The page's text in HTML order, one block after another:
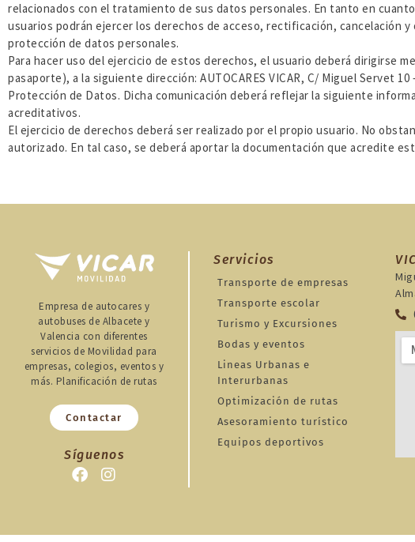
relacionados con el tratamiento de sus datos personales. En tanto en
usuarios podrán ejercer los derechos de acceso, rectificación, cancelación
protección de datos personales.
Para hacer uso del ejercicio de estos derechos, el usuario deberá dirigirse
pasaporte), a la siguiente dirección: AUTOCARES VICAR, C/ Miguel Servet
Protección de Datos. Dicha comunicación deberá reflejar la siguiente
acreditativos.
El ejercicio de derechos deberá ser realizado por el propio usuario. No
autorizado. En tal caso, se deberá aportar la documentación que acredite
Empresa de autocares y
autobuses de Albacete y
Valencia con diferentes
servicios de Movilidad para
empresas, colegios, eventos y
más. Planificación de rutas
Contactar
Síguenos
Servicios
Transporte de empresas
Transporte escolar
Turismo y Excursiones
Bodas y eventos
Lineas Urbanas e
Interurbanas
Optimización de rutas
Asesoramiento turístico
Equipos deportivos